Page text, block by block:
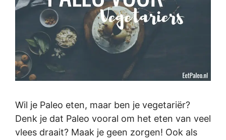
Wil je Paleo eten, maar ben je vegetariër?
Denk je dat Paleo vooral om het eten van veel
vlees draait? Maak je geen zorgen! Ook als